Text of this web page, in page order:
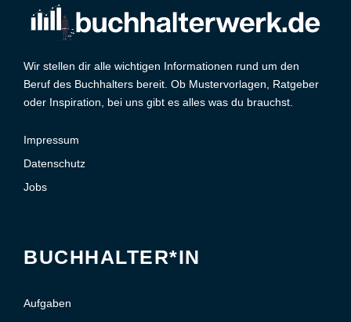
Wir stellen dir alle wichtigen Informationen rund um den
Beruf des Buchhalters bereit. Ob Mustervorlagen, Ratgeber
oder Inspiration, bei uns gibt es alles was du brauchst.
Impressum
Datenschutz
Jobs
BUCHHALTER*IN
Aufgaben